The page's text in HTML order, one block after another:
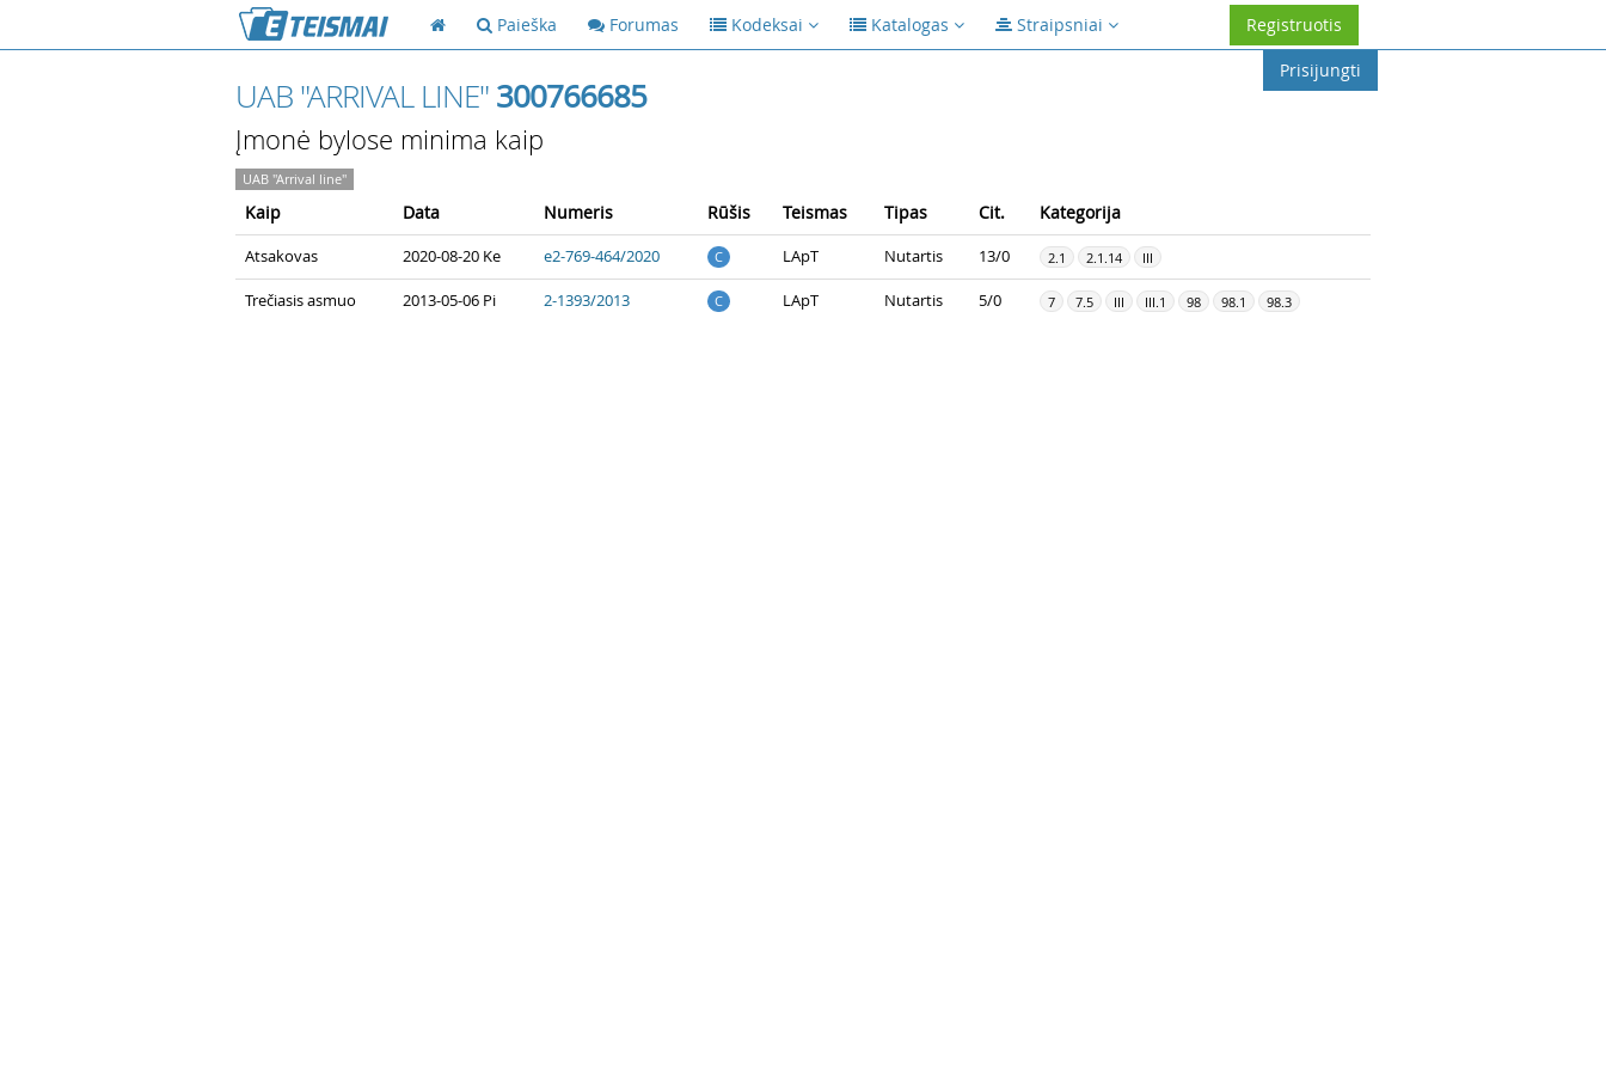
Paieška Forumas Kodeksai Katalogas Straipsniai
Registruotis
Prisijungti
UAB "ARRIVAL LINE" 300766685
Įmonė bylose minima kaip
UAB "Arrival line"
Kaip Data Numeris Rūšis Teismas Tipas Cit. Kategorija
Atsakovas 2020-08-20 Ke e2-769-464/2020 C LApT Nutartis 13/0 2.1 2.1.14 III
Trečiasis asmuo 2013-05-06 Pi 2-1393/2013 C LApT Nutartis 5/0 7 7.5 III III.1 98 98.1 98.3